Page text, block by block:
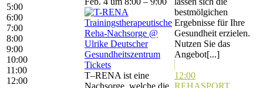
5:00
6:00
7:00
8:00
9:00
10:00
11:00
12:00
Tickets
T–RENA ist eine
Nachsorge, welche die
bestmölgichen
Ergebnisse für Ihre
Gesundheit erzielen.
Nutzen Sie das
Angebot[...]
12:00
REHASPORT